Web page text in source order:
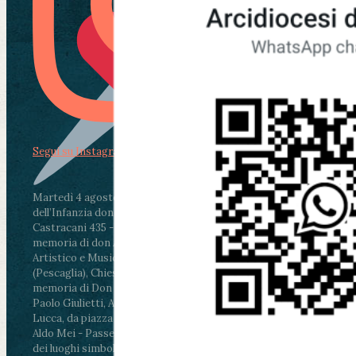
Martedì 4 agosto2026
ore 11:30 - Lucca, Scuola
dell’Infanzia don Aldo Mei - Viale Castruccio
Castracani 435 - Inaugurazione murales in
memoria di don Aldo Mei curato dal Liceo
Artistico e Musicale “Passaglia”
ore 18 - Fiano
(Pescaglia), Chiesa parrocchiale - Messa in
memoria di Don Aldo Mei celebrata da mons.
Paolo Giulietti, Arcivescovo di Lucca
ore 20.30 -
Lucca, da piazza San Michele al Cippo di don
Aldo Mei - Passeggiata della Memoria in alcuni
dei luoghi simbolo della città. Ritrovo alle ore
Segui su Instagram